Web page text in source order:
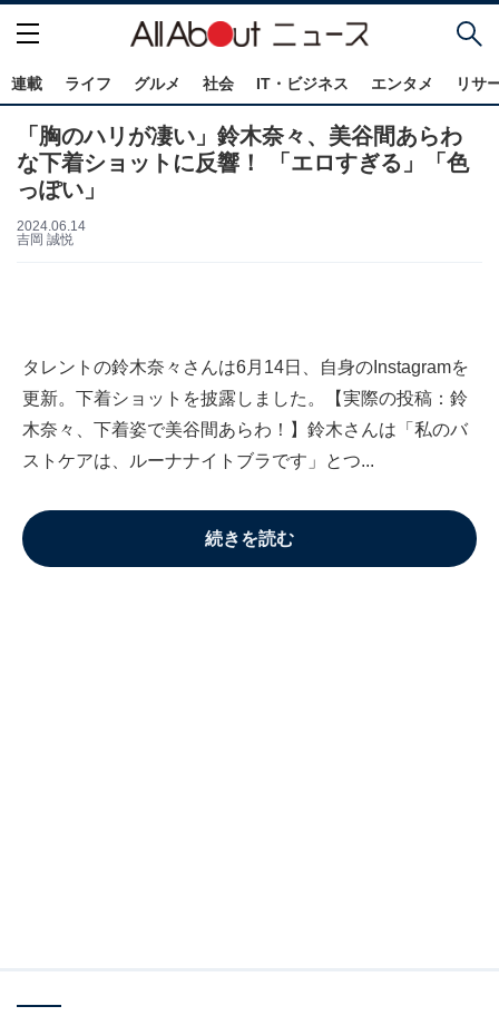
連載 ライフ グルメ 社会 IT・ビジネス エンタメ リサ
「胸のハリが凄い」鈴木奈々、美谷間あらわ
な下着ショットに反響！ 「エロすぎる」「色
っぽい」
2024.06.14
吉岡 誠悦
タレントの鈴木奈々さんは6月14日、自身のInstagramを
更新。下着ショットを披露しました。【実際の投稿：鈴
木奈々、下着姿で美谷間あらわ！】鈴木さんは「私のバ
ストケアは、ルーナナイトブラです」とつ...
続きを読む